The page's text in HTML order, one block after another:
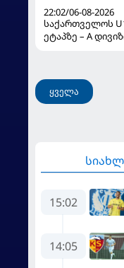
22:02/06-08-2026
საქართველოს
ეტაპზე – A
ყველა
15:02
14:05